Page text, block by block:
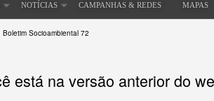
NOTÍCIAS CAMPANHAS & REDES MAPAS
Boletim Socioambiental 72
está na versão anterior do